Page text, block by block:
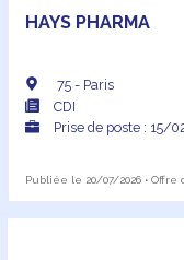
HAYS PHARMA
75 - Paris
CDI
Prise de poste : 15/
Publiée le 20/07/2026 • Offre